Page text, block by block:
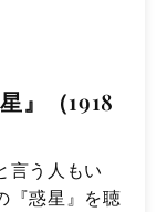
』（1918
言う人もい
『惑星』を聴